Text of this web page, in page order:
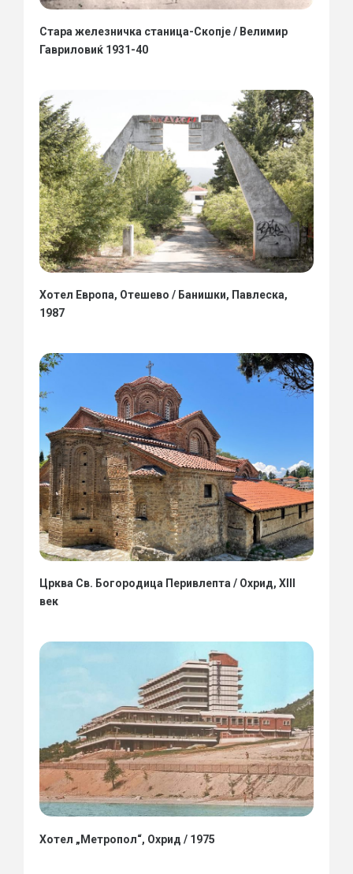
Стара железничка станица-Скопје / Велимир
Гавриловиќ 1931-40
Хотел Европа, Отешево / Банишки, Павлеска,
1987
Црква Св. Богородица Перивлепта / Охрид, XIII
век
Хотел „Метропол“, Охрид / 1975